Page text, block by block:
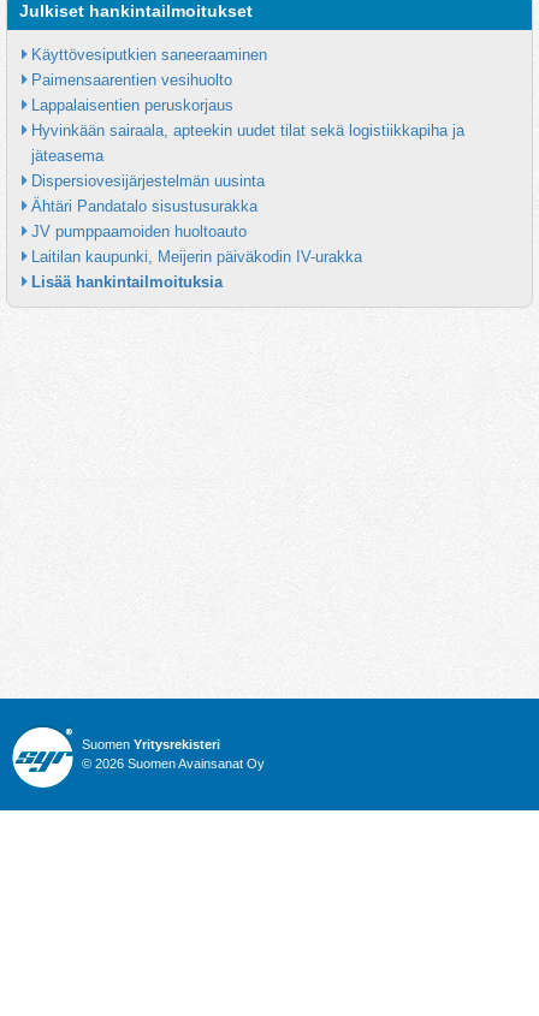
Julkiset hankintailmoitukset
Käyttövesiputkien saneeraaminen
Paimensaarentien vesihuolto
Lappalaisentien peruskorjaus
Hyvinkään sairaala, apteekin uudet tilat sekä logistiikkapiha ja
jäteasema
Dispersiovesijärjestelmän uusinta
Ähtäri Pandatalo sisustusurakka
JV pumppaamoiden huoltoauto
Laitilan kaupunki, Meijerin päiväkodin IV-urakka
Lisää hankintailmoituksia
Suomen Yritysrekisteri
© 2026 Suomen Avainsanat Oy